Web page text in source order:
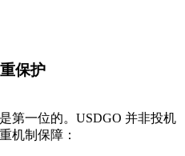
保护
第一位的。USDGO 并非投机
机制保障：